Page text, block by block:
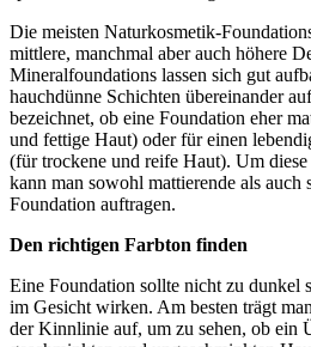
Die meisten Naturkosmetik-
mittlere, manchmal aber auch höhere
Mineralfoundations lassen sich gut
hauchdünne Schichten übereinander
bezeichnet, ob eine Foundation eher
und fettige Haut) oder für einen
(für trockene und reife Haut). Um
kann man sowohl mattierende als auch
Foundation auftragen.
Den richtigen Farbton finden
Eine Foundation sollte nicht zu dunkel
im Gesicht wirken. Am besten trägt
der Kinnlinie auf, um zu sehen, ob ein